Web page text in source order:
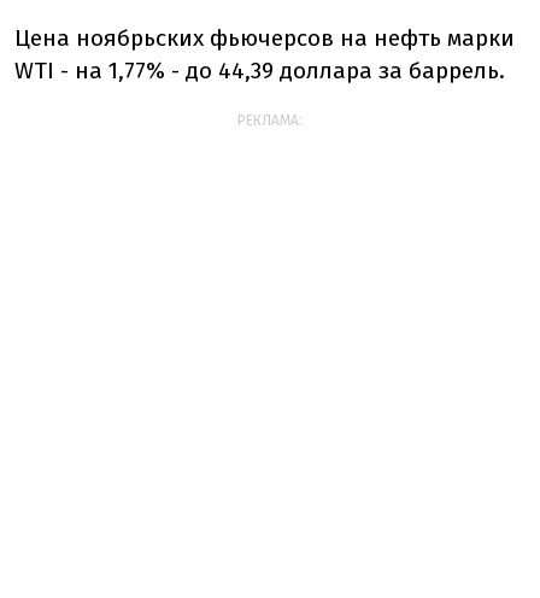
Цена ноябрьских фьючерсов на нефть марки
WTI - на 1,77% - до 44,39 доллара за баррель.
РЕКЛАМА: